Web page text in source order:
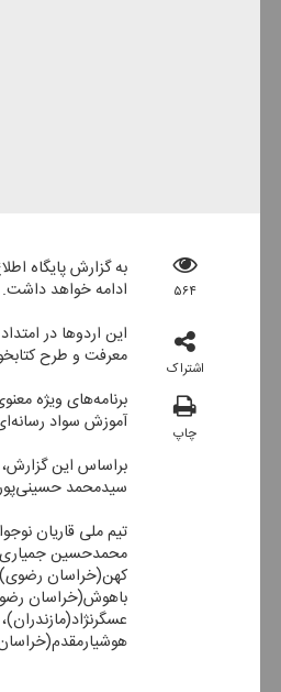
۵۶۴
اشتراک
چاپ
ادامه خواهد داشت.
این اردوها در
معرفت و طرح
برنامه‌های ویژه
آموزش سواد
براساس این
سیدمحمد
محمدحسین
كهن(خراسان رضوی)،
باهوش(خراسان